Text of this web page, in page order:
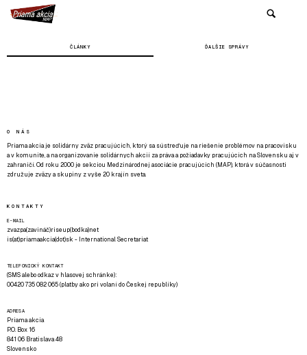
ČLÁNKY ĎALŠIE SPRÁVY
O NÁS
Priama akcia je solidárny zväz pracujúcich, ktorý sa sústreďuje na riešenie problémov na pracovisku
a v komunite, a na organizovanie solidárnych akcií za práva a požiadavky pracujúcich na Slovensku aj v
zahraničí. Od roku 2000 je sekciou Medzinárodnej asociácie pracujúcich (MAP), ktorá v súčasnosti
združuje zväzy a skupiny z vyše 20 krajín sveta.
KONTAKTY
E-MAIL
zvazpa(zavináč)riseup(bodka)net
is(at)priamaakcia(dot)sk - International Secretariat
TELEFONICKÝ KONTAKT
(SMS alebo odkaz v hlasovej schránke):
00420 735 082 065 (platby ako pri volaní do Českej republiky)
ADRESA
Priama akcia
P.O. Box 16
841 06 Bratislava 48
Slovensko